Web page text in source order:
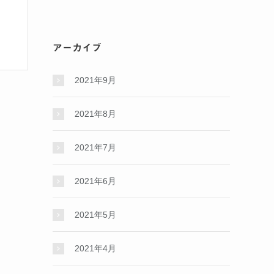
アーカイブ
2021年9月
2021年8月
2021年7月
2021年6月
2021年5月
2021年4月